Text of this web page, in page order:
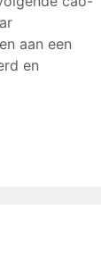
aan een
en